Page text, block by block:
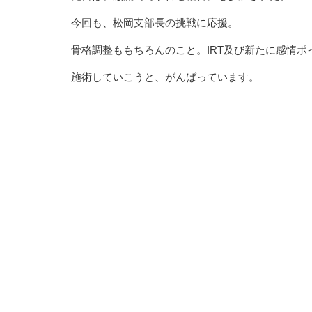
今回も、松岡支部長の挑戦に応援。
骨格調整ももちろんのこと。IRT及び新たに感情ポ
施術していこうと、がんばっています。